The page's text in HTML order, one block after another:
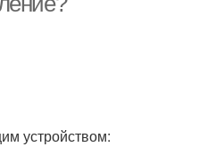
устройством: